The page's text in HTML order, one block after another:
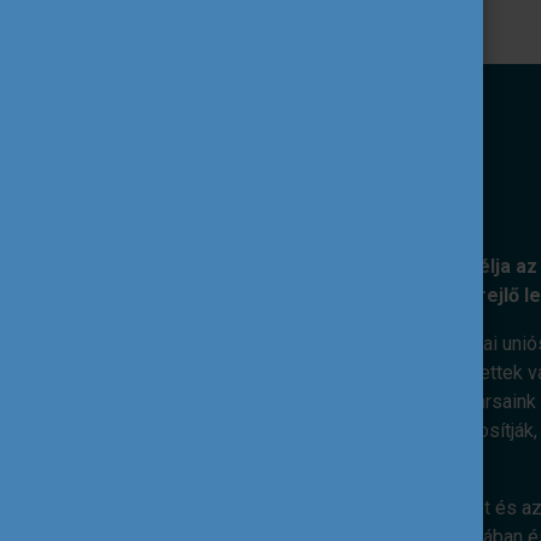
A Tempus Közalapítvány kiemelt célja
nemzetközi együttműködéseiben rejlő
Ennek érdekében feladatunk az európai
szakpolitikai célok mentén. Elkötelezettek
megvalósításáért dolgoznak.
kiterjedt nemzetközi kapcsolatai
Hiszünk abban, hogy az ifjúsági terület